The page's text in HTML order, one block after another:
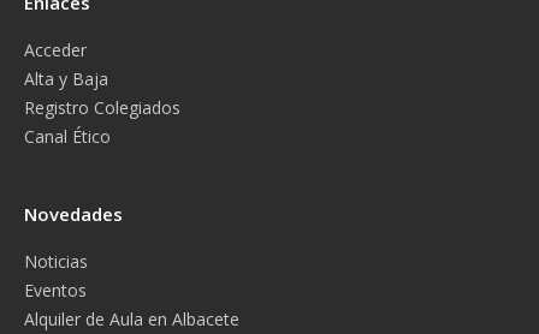
Acceder
Alta y Baja
Registro Colegiados
Canal Ético
Novedades
Noticias
Eventos
Alquiler de Aula en Albacete